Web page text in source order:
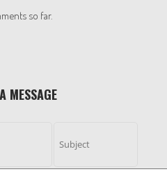
so far.
MESSAGE